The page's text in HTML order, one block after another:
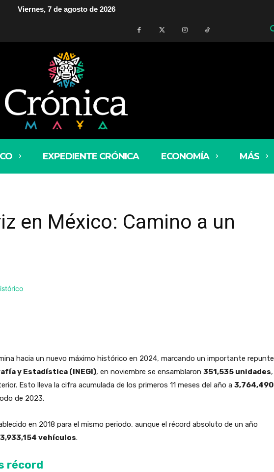
Viernes, 7 de agosto de 2026
EXPEDIENTE CRÓNICA ECONOMÍA MÁS
en México: Camino a un
hacia un nuevo máximo histórico en 2024, marcando un importante repunte
y Estadística (INEGI), en noviembre se ensamblaron 351,535 unidades,
Esto lleva la cifra acumulada de los primeros 11 meses del año a 3,764,490
de 2023.
en 2018 para el mismo periodo, aunque el récord absoluto de un año
3,933,154 vehículos.
récord